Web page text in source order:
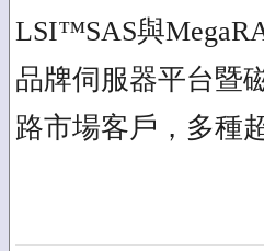
LSI™SAS與
品牌伺服器平台暨
路市場客戶，多種